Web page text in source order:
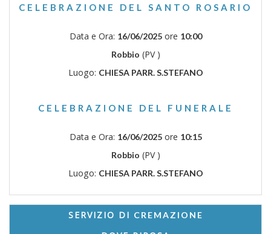
CELEBRAZIONE DEL SANTO ROSARIO
Data e Ora: 16/06/2025ore 10:00
Robbio (PV )
Luogo: CHIESA PARR. S.STEFANO
CELEBRAZIONE DEL FUNERALE
Data e Ora: 16/06/2025ore 10:15
Robbio (PV )
Luogo: CHIESA PARR. S.STEFANO
SERVIZIO DI CREMAZIONE